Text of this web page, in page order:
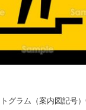
グラム（案内図記号